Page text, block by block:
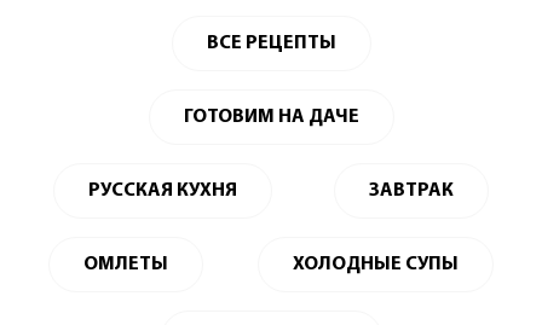
ВСЕ РЕЦЕПТЫ
ГОТОВИМ НА ДАЧЕ
РУССКАЯ КУХНЯ ЗАВТРАК
ОМЛЕТЫ ХОЛОДНЫЕ СУПЫ